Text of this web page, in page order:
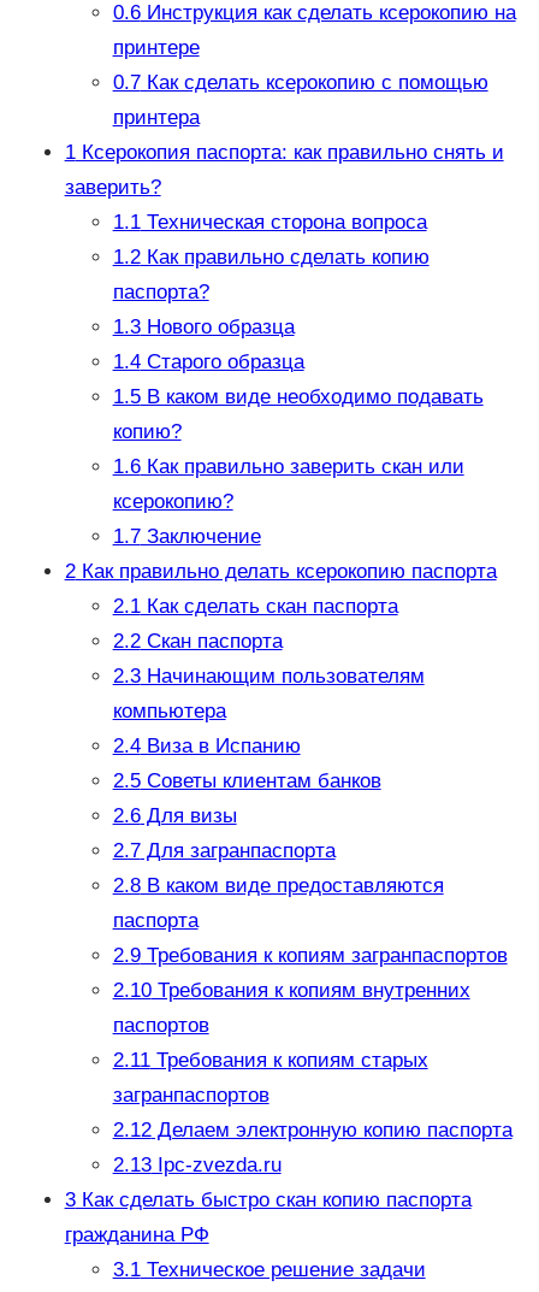
0.6Инструкция как сделать ксерокопию на
принтере
0.7Как сделать ксерокопию с помощью
принтера
1Ксерокопия паспорта: как правильно снять и
заверить?
1.1Техническая сторона вопроса
1.2Как правильно сделать копию
паспорта?
1.3Нового образца
1.4Старого образца
1.5В каком виде необходимо подавать
копию?
1.6Как правильно заверить скан или
ксерокопию?
1.7Заключение
2Как правильно делать ксерокопию паспорта
2.1Как сделать скан паспорта
2.2Скан паспорта
2.3Начинающим пользователям
компьютера
2.4Виза в Испанию
2.5Советы клиентам банков
2.6Для визы
2.7Для загранпаспорта
2.8В каком виде предоставляются
паспорта
2.9Требования к копиям загранпаспортов
2.10Требования к копиям внутренних
паспортов
2.11Требования к копиям старых
загранпаспортов
2.12Делаем электронную копию паспорта
2.13Ipc-zvezda.ru
3Как сделать быстро скан копию паспорта
гражданина РФ
3.1Техническое решение задачи